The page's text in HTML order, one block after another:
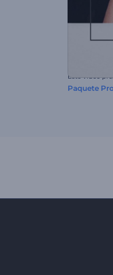
Este video
Paquete